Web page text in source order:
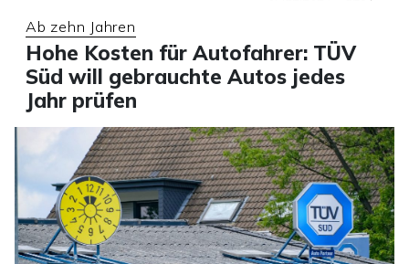
Ab zehn Jahren
Hohe Kosten für Autofahrer: TÜV
Süd will gebrauchte Autos jedes
Jahr prüfen